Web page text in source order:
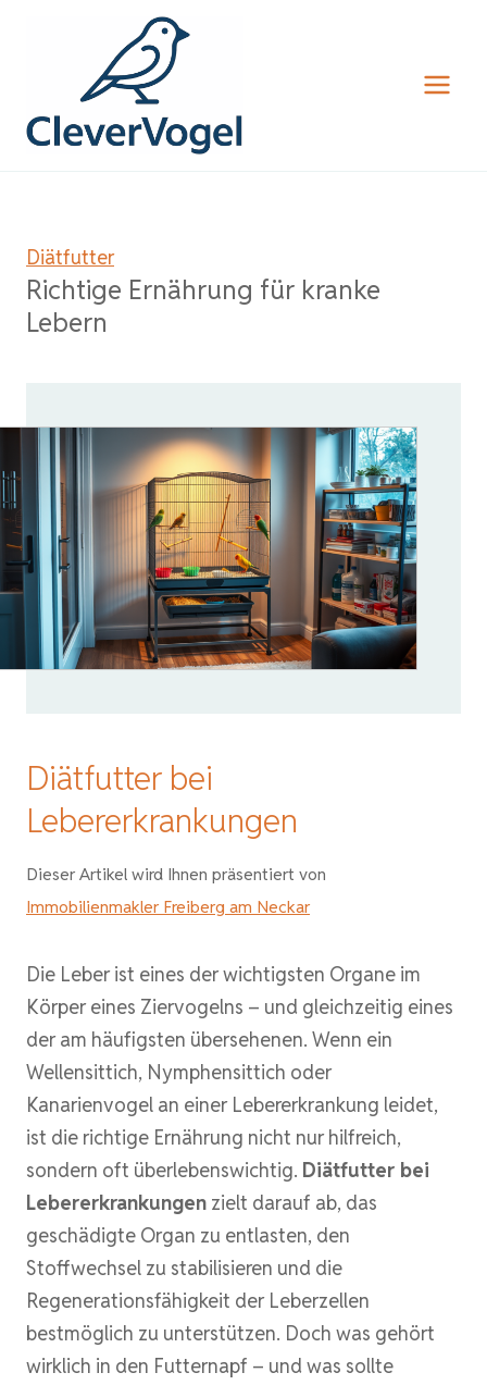
Diätfutter
Richtige Ernährung für kranke
Lebern
Diätfutter bei
Lebererkrankungen
Dieser Artikel wird Ihnen präsentiert von
Immobilienmakler Freiberg am Neckar
Die Leber ist eines der wichtigsten Organe im
Körper eines Ziervogelns – und gleichzeitig eines
der am häufigsten übersehenen. Wenn ein
Wellensittich, Nymphensittich oder
Kanarienvogel an einer Lebererkrankung leidet,
ist die richtige Ernährung nicht nur hilfreich,
sondern oft überlebenswichtig. Diätfutter bei
Lebererkrankungen zielt darauf ab, das
geschädigte Organ zu entlasten, den
Stoffwechsel zu stabilisieren und die
Regenerationsfähigkeit der Leberzellen
bestmöglich zu unterstützen. Doch was gehört
wirklich in den Futternapf – und was sollte